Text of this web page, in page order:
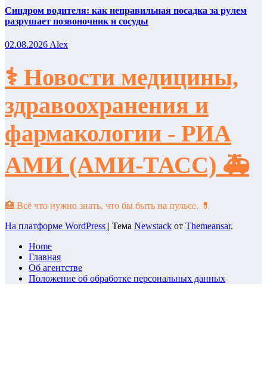
Синдром водителя: как неправильная посадка за рулем
разрушает позвоночник и сосуды
02.08.2026Alex
⚕️ Новости медицины,
здравоохранения и
фармакологии - РИА
АМИ (АМИ-ТАСС) 🚑
🏥 Всё что нужно знать, что бы быть на пульсе. 💊
На платформе WordPress | Тема Newstack от Themeansar.
Home
Главная
Об агентстве
Положение об обработке персональных данных